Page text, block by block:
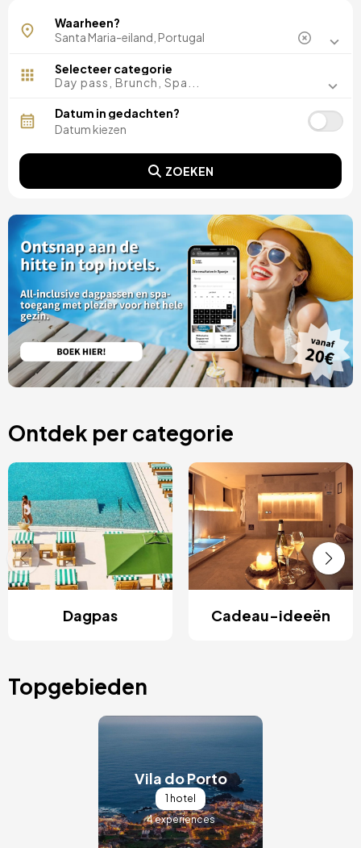
Vila do Porto
Waarheen?
Selecteer categorie
Day pass, Brunch, Spa...
Datum in gedachten?
ZOEKEN
Ontdek per categorie
Dagpas Cadeau-ideeën
Topgebieden
Afbeelding
Vila do Porto
1 hotel
4 experiences